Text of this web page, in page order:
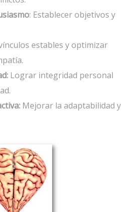
: Establecer objetivos y
estables y optimizar
Lograr integridad personal
Mejorar la adaptabilidad y